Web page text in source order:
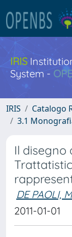
IRIS
System -
IRIS Catalogo
3.1
Il disegno
DE PAOLI,
2011-01-01